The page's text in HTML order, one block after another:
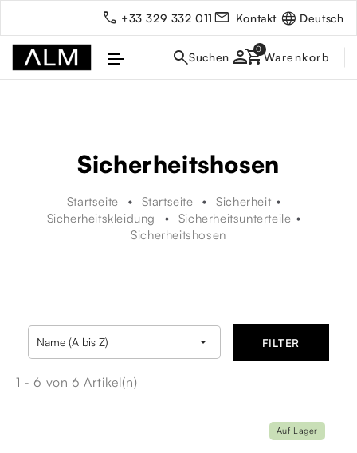
+33 329 332 011 Kontakt Deutsch
person
Sicherheitshosen
Startseite Startseite
Sicherheit
Sicherheitskleidung
Sicherheitsunterteile
Sicherheitshosen
Name (A bis Z)  FILTER
1 - 6 von 6 Artikel(n)
Auf Lager